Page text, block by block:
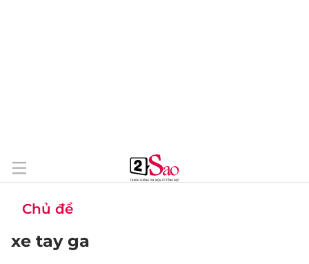
Chủ đề
xe tay ga